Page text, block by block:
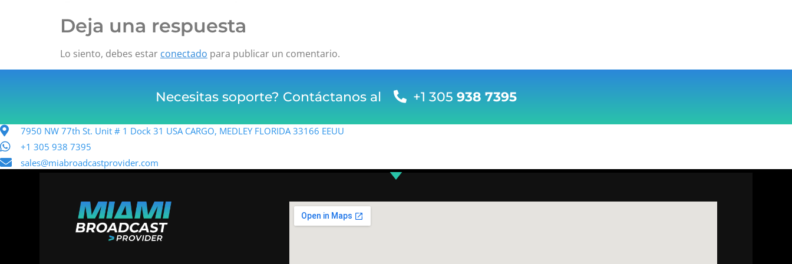
Deja una respuesta
Lo siento, debes estar conectado para publicar un comentario.
Necesitas soporte? Contáctanos al +1 305 938 7395
7950 NW 77th St. Unit # 1 Dock 31 USA CARGO, MEDLEY FLORIDA 33166 EEUU
+1 305 938 7395
sales@miabroadcastprovider.com